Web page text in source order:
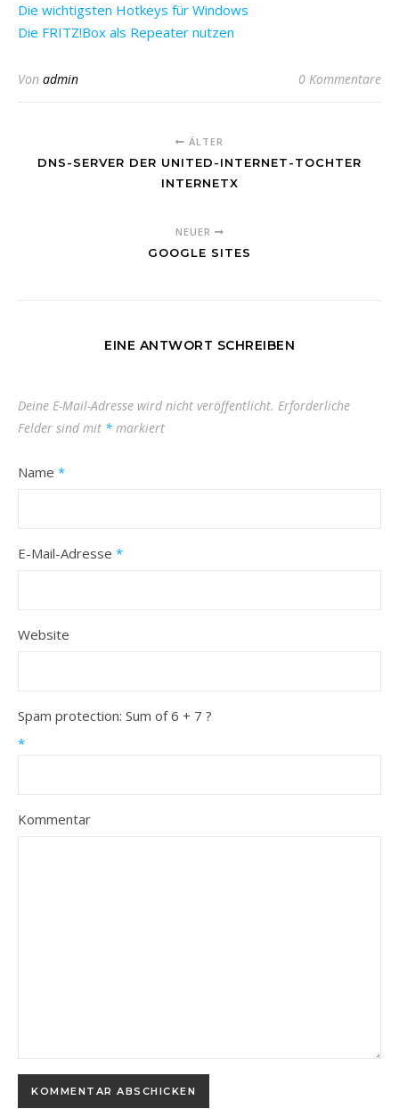
Die wichtigsten Hotkeys für Windows
Die FRITZ!Box als Repeater nutzen
Von admin 0 Kommentare
ÄLTER
DNS-SERVER DER UNITED-INTERNET-TOCHTER
INTERNETX
NEUER
GOOGLE SITES
EINE ANTWORT SCHREIBEN
Deine E-Mail-Adresse wird nicht veröffentlicht. Erforderliche
Felder sind mit * markiert
Name *
E-Mail-Adresse *
Website
Spam protection: Sum of 6 + 7 ?
*
Kommentar